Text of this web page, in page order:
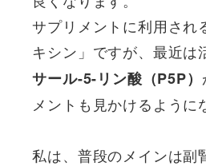
サプリメントに利用され
キシン」ですが、最近は
サール-5-リン酸（P5P）
メントも見かけるように
私は、普段のメインは副